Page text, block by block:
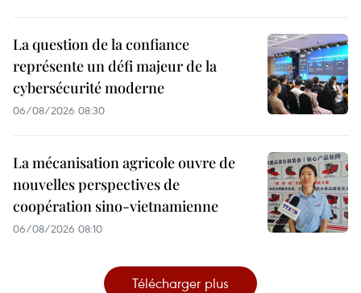
La question de la confiance
représente un défi majeur de la
cybersécurité moderne
06/08/2026 08:30
La mécanisation agricole ouvre de
nouvelles perspectives de
coopération sino-vietnamienne
06/08/2026 08:10
Télécharger plus